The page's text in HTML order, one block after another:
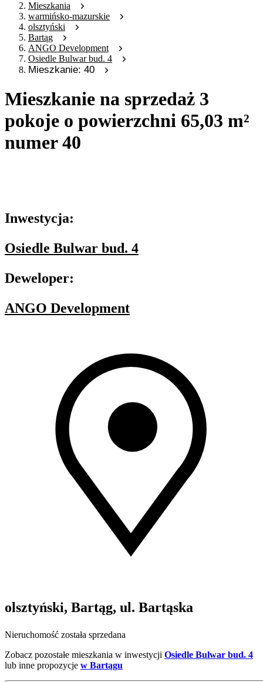
Mieszkania
warmińsko-mazurskie
olsztyński
Bartąg
ANGO Development
Osiedle Bulwar bud. 4
Mieszkanie: 40
Mieszkanie na sprzedaż 3
pokoje o powierzchni 65,03 m²
numer 40
Inwestycja:
Osiedle Bulwar bud. 4
Deweloper:
ANGO Development
olsztyński, Bartąg, ul. Bartąska
Nieruchomość została sprzedana
Zobacz pozostałe mieszkania w inwestycji Osiedle Bulwar bud. 4
lub inne propozycje w Bartągu